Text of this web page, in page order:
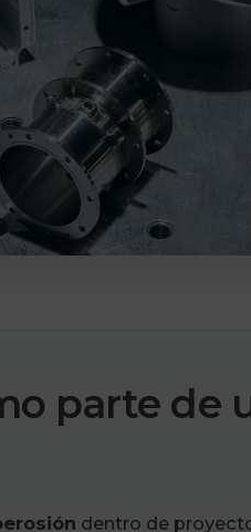
parte de
dentro de